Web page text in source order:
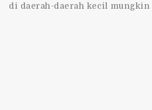
di daerah-daerah kecil mungkin